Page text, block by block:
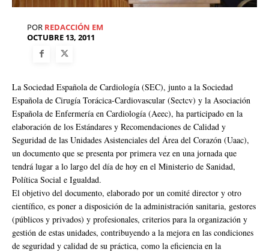
POR REDACCIÓN EM
OCTUBRE 13, 2011
La Sociedad Española de Cardiología (SEC), junto a la Sociedad
Española de Cirugía Torácica-Cardiovascular (Sectcv) y la Asociación
Española de Enfermería en Cardiología (Aeec), ha participado en la
elaboración de los Estándares y Recomendaciones de Calidad y
Seguridad de las Unidades Asistenciales del Área del Corazón (Uaac),
un documento que se presenta por primera vez en una jornada que
tendrá lugar a lo largo del día de hoy en el Ministerio de Sanidad,
Política Social e Igualdad.
El objetivo del documento, elaborado por un comité director y otro
científico, es poner a disposición de la administración sanitaria, gestores
(públicos y privados) y profesionales, criterios para la organización y
gestión de estas unidades, contribuyendo a la mejora en las condiciones
de seguridad y calidad de su práctica, como la eficiencia en la